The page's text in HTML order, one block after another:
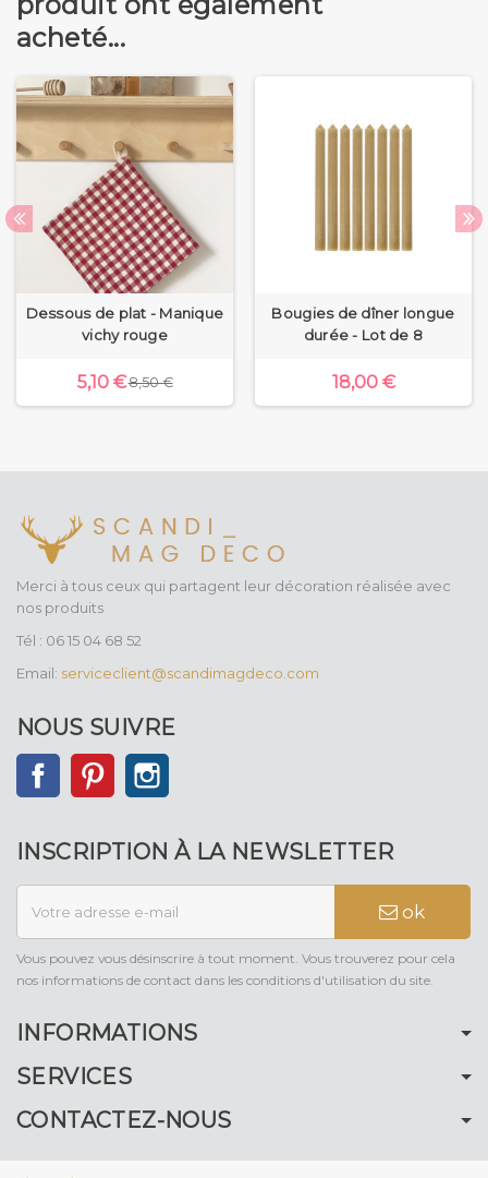
acheté...
Dessous de plat - Manique
vichy rouge
5,10 €8,50 €
Bougies de dîner longue
durée - Lot de 8
18,00 €
Merci à tous ceux qui partagent leur décoration réalisée avec
nos produits
Tél : 06 15 04 68 52
Email: serviceclient@scandimagdeco.com
NOUS SUIVRE
FacebookPinterest
INSCRIPTION À LA NEWSLETTER
ok
Vous pouvez vous désinscrire à tout moment. Vous trouverez pour cela
nos informations de contact dans les conditions d'utilisation du site.
INFORMATIONS
SERVICES
CONTACTEZ-NOUS